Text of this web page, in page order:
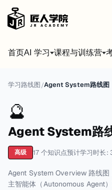
首页AI 学习 课程与训练营
学习路线图/Agent System路线图
🔮
Agent System路
高级 17 个知识点预计学习时长:
Agent System Overview 路线图
主智能体（Autonomous Agent